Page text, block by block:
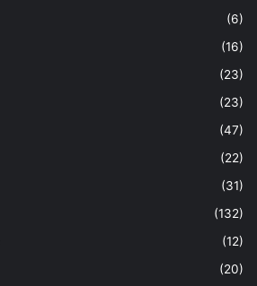
(6)
(16)
(23)
(23)
(47)
(22)
(31)
(132)
(12)
(20)